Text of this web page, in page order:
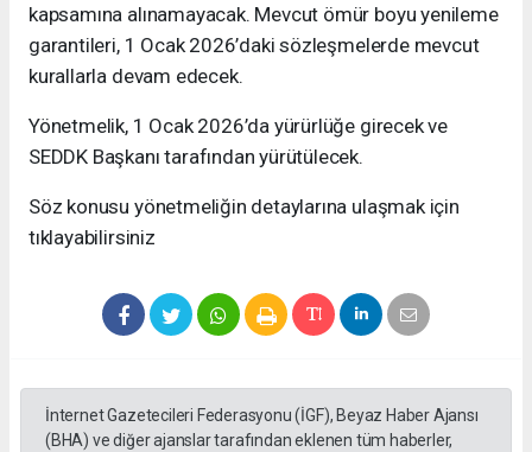
kapsamına alınamayacak. Mevcut ömür boyu yenileme
garantileri, 1 Ocak 2026’daki sözleşmelerde mevcut
kurallarla devam edecek.
Yönetmelik, 1 Ocak 2026’da yürürlüğe girecek ve
SEDDK Başkanı tarafından yürütülecek.
Söz konusu yönetmeliğin detaylarına ulaşmak için
tıklayabilirsiniz
İnternet Gazetecileri Federasyonu (İGF), Beyaz Haber Ajansı
(BHA) ve diğer ajanslar tarafından eklenen tüm haberler,